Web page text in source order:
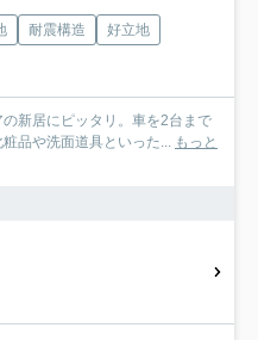
耐震構造
好立地
新居にピッタリ。車を2台まで
品や洗面道具といった...
もっと